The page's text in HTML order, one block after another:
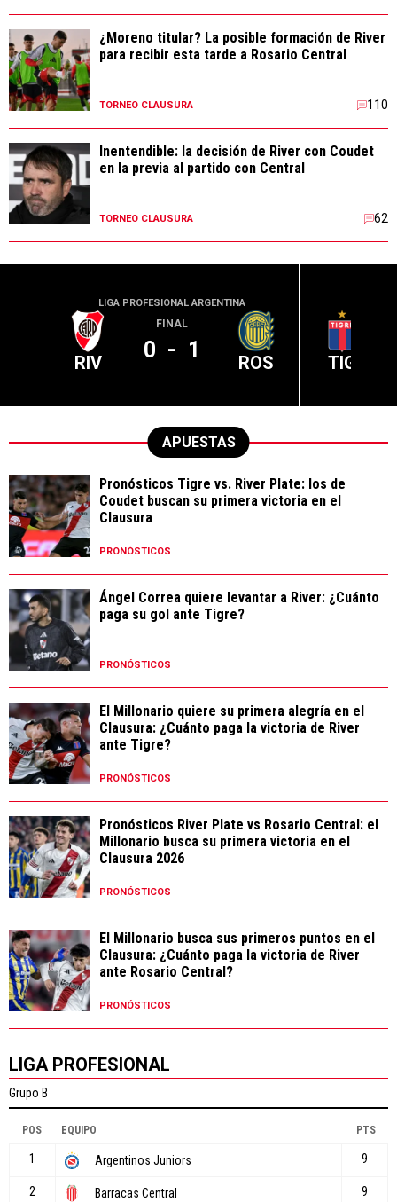
¿Moreno titular? La posible formación de River
para recibir esta tarde a Rosario Central
TORNEO CLAUSURA 110
Inentendible: la decisión de River con Coudet
en la previa al partido con Central
TORNEO CLAUSURA 62
LIGA PROFESIONAL ARGENTINA
RIV
FINAL
0 - 1 ROS TIG
APUESTAS
Pronósticos Tigre vs. River Plate: los de
Coudet buscan su primera victoria en el
Clausura
PRONÓSTICOS
Ángel Correa quiere levantar a River: ¿Cuánto
paga su gol ante Tigre?
PRONÓSTICOS
El Millonario quiere su primera alegría en el
Clausura: ¿Cuánto paga la victoria de River
ante Tigre?
PRONÓSTICOS
Pronósticos River Plate vs Rosario Central: el
Millonario busca su primera victoria en el
Clausura 2026
PRONÓSTICOS
El Millonario busca sus primeros puntos en el
Clausura: ¿Cuánto paga la victoria de River
ante Rosario Central?
PRONÓSTICOS
LIGA PROFESIONAL